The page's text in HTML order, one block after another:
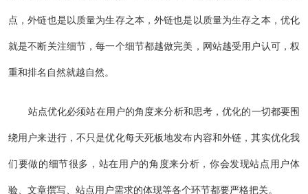
点，外链也是以质量为生存之本，外链也是以质量为生存之本，优化
就是不断关注细节，每一个细节都越做完美，网站越受用户认可，权
重和排名自然就越自然。
站点优化必须站在用户的角度来分析和思考，优化的一切都要围
绕用户来进行，不只是优化每天死板地发布内容和外链，其实优化我
们要做的细节很多，站在用户的角度来分析，你会发现站点用户体
验、文章撰写、站点用户需求的体现等各个环节都要严格把关。